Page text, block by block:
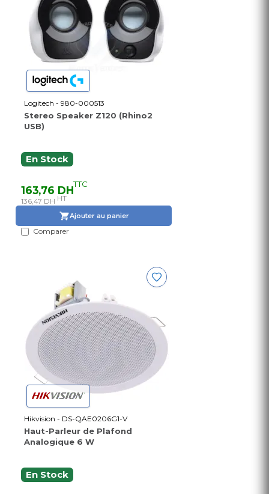
Logitech - 980-000513
Stereo Speaker Z120 (Rhino2
USB)
En Stock
163,76 DHTTC
136,47 DH HT
Ajouter au panier
Comparer
Hikvision - DS-QAE0206G1-V
Haut-Parleur de Plafond
Analogique 6 W
En Stock